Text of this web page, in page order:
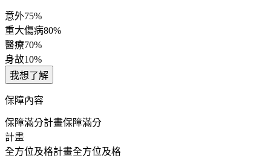
意外75%
重大傷病80%
醫療70%
身故10%
我想了解
保障內容
保障滿分計畫保障滿分
計畫
全方位及格計畫全方位及格